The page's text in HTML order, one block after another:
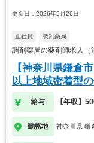
更新日：2026年5月26日
正社員 調剤薬局
調剤薬局の薬剤師求人
【神奈川県鎌倉
以上地域密着型
給与 【年収】
勤務地 神奈川県 鎌